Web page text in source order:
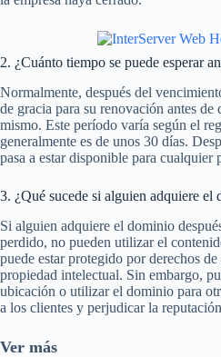
2. ¿Cuánto tiempo se puede esperar
Normalmente, después del
de gracia para su renovación antes de
mismo. Este período varía según el
generalmente es de unos 30 días.
pasa a estar disponible para cualquier
3. ¿Qué sucede si alguien adquiere el
Si alguien adquiere el dominio
perdido, no pueden utilizar el
puede estar protegido por derechos
propiedad intelectual. Sin embargo,
ubicación o utilizar el dominio para
a los clientes y perjudicar la
Ver más